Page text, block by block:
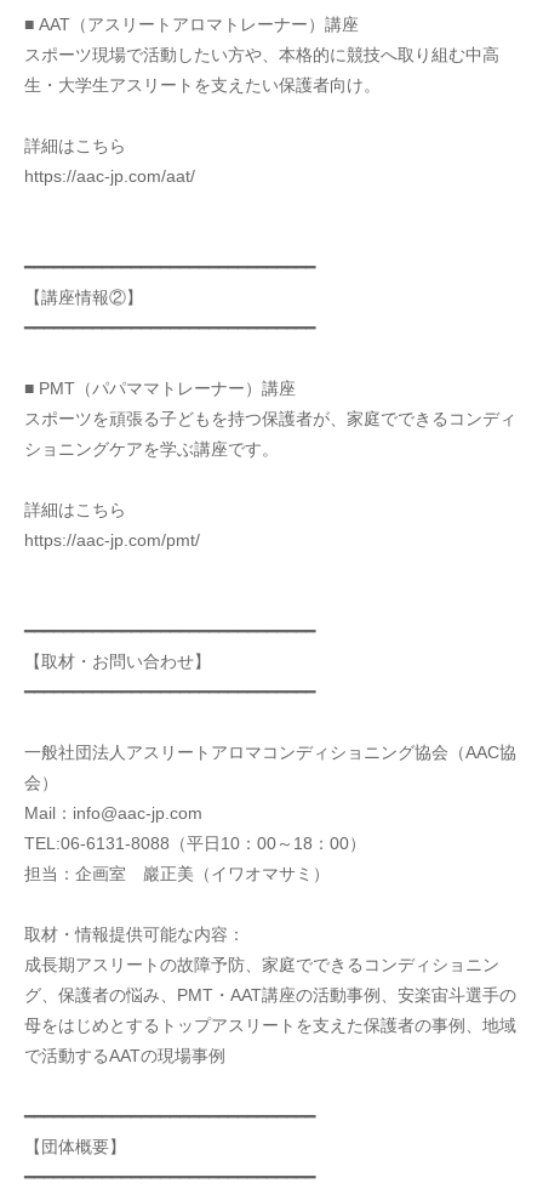
■ AAT（アスリートアロマトレーナー）講座
スポーツ現場で活動したい方や、本格的に競技へ取り組む中高
生・大学生アスリートを支えたい保護者向け。
詳細はこちら
https://aac-jp.com/aat/
━━━━━━━━━━━━━━━━━━━━━━━━━━━━━━
【講座情報②】
━━━━━━━━━━━━━━━━━━━━━━━━━━━━━━
■ PMT（パパママトレーナー）講座
スポーツを頑張る子どもを持つ保護者が、家庭でできるコンディ
ショニングケアを学ぶ講座です。
詳細はこちら
https://aac-jp.com/pmt/
━━━━━━━━━━━━━━━━━━━━━━━━━━━━━━
【取材・お問い合わせ】
━━━━━━━━━━━━━━━━━━━━━━━━━━━━━━
一般社団法人アスリートアロマコンディショニング協会（AAC協
会）
Mail：info@aac-jp.com
TEL:06-6131-8088（平日10：00～18：00）
担当：企画室　巖正美（イワオマサミ）
取材・情報提供可能な内容：
成長期アスリートの故障予防、家庭でできるコンディショニン
グ、保護者の悩み、PMT・AAT講座の活動事例、安楽宙斗選手の
母をはじめとするトップアスリートを支えた保護者の事例、地域
で活動するAATの現場事例
━━━━━━━━━━━━━━━━━━━━━━━━━━━━━━
【団体概要】
━━━━━━━━━━━━━━━━━━━━━━━━━━━━━━